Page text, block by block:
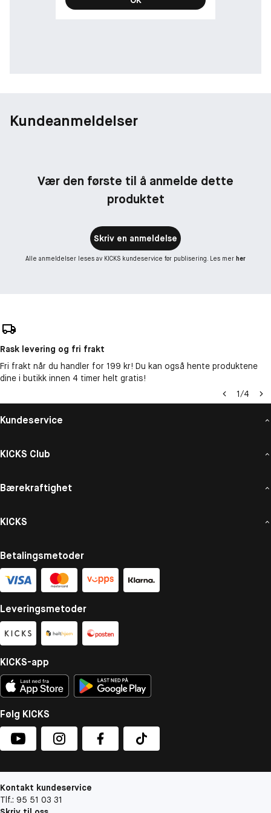
Kundeanmeldelser
Vær den første til å anmelde dette
produktet
Skriv en anmeldelse
Alle anmeldelser leses av KICKS kundeservice før publisering. Les mer her
Rask levering og fri frakt
Fri frakt når du handler for 199 kr! Du kan også hente produktene
dine i butikk innen 4 timer helt gratis!
1/4
Kundeservice
KICKS Club
Bærekraftighet
KICKS
Betalingsmetoder
Leveringsmetoder
KICKS-app
Følg KICKS
Kontakt kundeservice
Tlf.: 95 51 03 31